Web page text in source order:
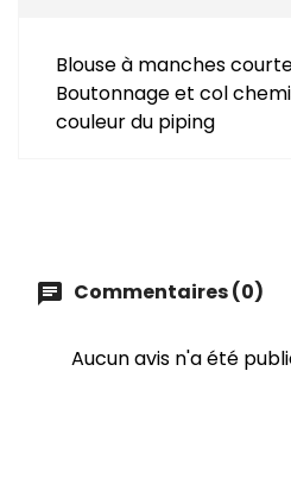
Blouse à manches
Boutonnage et col
couleur du piping
chat Commentaires (0)
Aucun avis n'a été